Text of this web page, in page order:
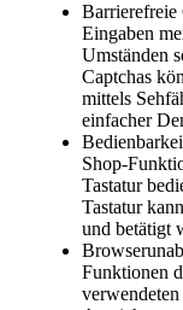
Barrierefreie
Eingaben
Umständen
Captchas
mittels
einfacher
Shop-
Tastatur
Tastatur
und betätigt
Funktionen